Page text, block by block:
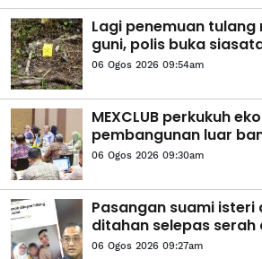
Lagi penemuan
guni, polis buka
06 Ogos 2026 09:54am
MEXCLUB perkukuh
pembangunan luar
06 Ogos 2026 09:30am
Pasangan suami isteri
ditahan selepas serah
06 Ogos 2026 09:27am